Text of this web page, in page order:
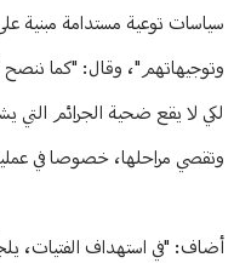
سياسات توعية مستدامة مبنية
وتوجيهاتهم"، وقال: "كما ننصح
لكي لا يقع ضحية الجرائم التي
وتقصي مراحلها، خصوصا في عملية
أضاف: "في استهداف الفتيات،